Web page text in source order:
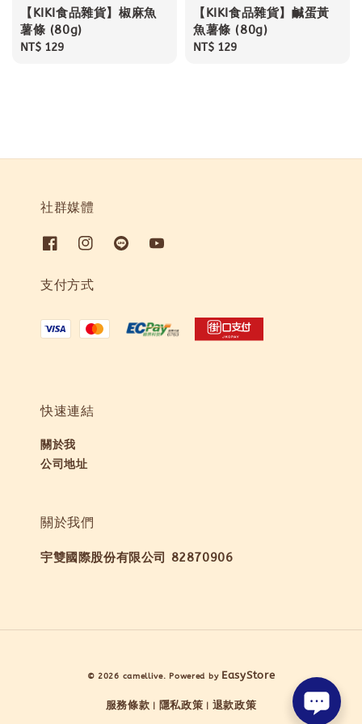
【KIKI食品雜貨】椒麻魚
薯條 (80g)
Regular
NT$ 129
【KIKI食品雜貨】鹹蛋黃
魚薯條 (80g)
Regular
NT$ 129
社群媒體
支付方式
快速連結
關於我
公司地址
關於我們
宇雙國際股份有限公司 82870906
© 2026 camellive. Powered by EasyStore
服務條款 隱私政策 退款政策